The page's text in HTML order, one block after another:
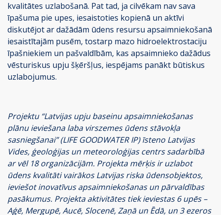
kvalitātes uzlabošanā. Pat tad, ja cilvēkam nav sava
īpašuma pie upes, iesaistoties kopienā un aktīvi
diskutējot ar dažādām ūdens resursu apsaimniekošanā
iesaistītajām pusēm, tostarp mazo hidroelektrostaciju
īpašniekiem un pašvaldībām, kas apsaimnieko dažādus
vēsturiskus upju šķēršļus, iespējams panākt būtiskus
uzlabojumus.
Projektu “Latvijas upju baseinu apsaimniekošanas
plānu ieviešana laba virszemes ūdens stāvokļa
sasniegšanai” (LIFE GOODWATER IP) īsteno Latvijas
Vides, ģeoloģijas un meteoroloģijas centrs sadarbībā
ar vēl 18 organizācijām. Projekta mērķis ir uzlabot
ūdens kvalitāti vairākos Latvijas riska ūdensobjektos,
ieviešot inovatīvus apsaimniekošanas un pārvaldības
pasākumus. Projekta aktivitātes tiek ieviestas 6 upēs –
Aģē, Mergupē, Aucē, Slocenē, Zaņā un Ēdā, un 3 ezeros